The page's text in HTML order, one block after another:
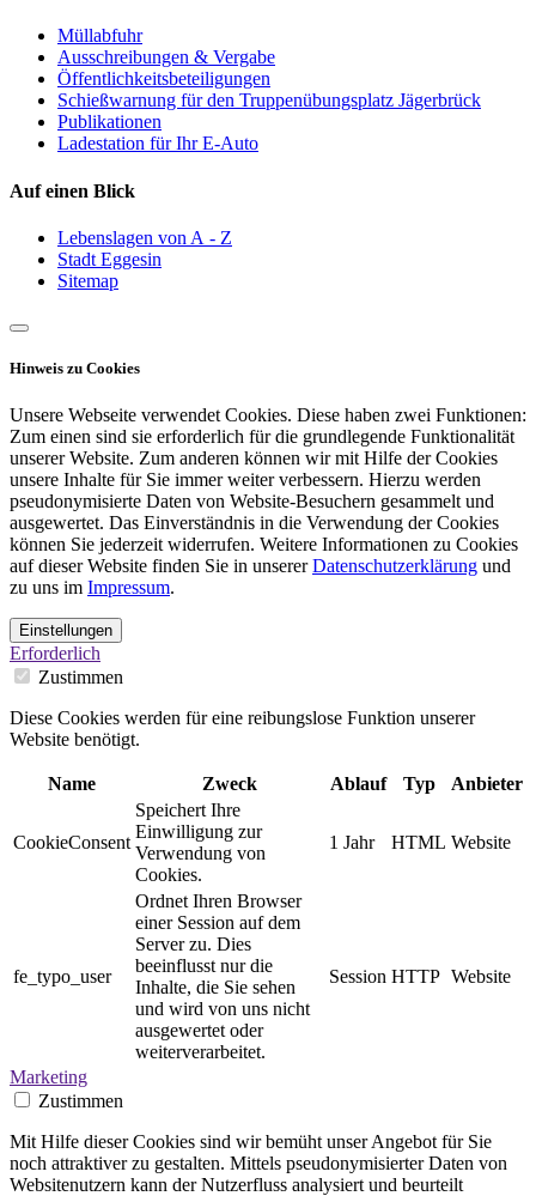
Müllabfuhr
Ausschreibungen & Vergabe
Öffentlichkeitsbeteiligungen
Schießwarnung für den Truppenübungsplatz Jägerbrück
Publikationen
Ladestation für Ihr E-Auto
Auf einen Blick
Lebenslagen von A - Z
Stadt Eggesin
Sitemap
Hinweis zu Cookies
Unsere Webseite verwendet Cookies. Diese haben zwei Funktionen:
Zum einen sind sie erforderlich für die grundlegende Funktionalität
unserer Website. Zum anderen können wir mit Hilfe der Cookies
unsere Inhalte für Sie immer weiter verbessern. Hierzu werden
pseudonymisierte Daten von Website-Besuchern gesammelt und
ausgewertet. Das Einverständnis in die Verwendung der Cookies
können Sie jederzeit widerrufen. Weitere Informationen zu Cookies
auf dieser Website finden Sie in unsererDatenschutzerklärung und
zu uns im Impressum.
Einstellungen
Erforderlich
Zustimmen
Diese Cookies werden für eine reibungslose Funktion unserer
Website benötigt.
Name Zweck Ablauf Typ Anbieter
CookieConsent
Speichert Ihre
Einwilligung zur
Verwendung von
Cookies.
1 Jahr HTML Website
fe_typo_user
Ordnet Ihren Browser
einer Session auf dem
Server zu. Dies
beeinflusst nur die
Inhalte, die Sie sehen
und wird von uns nicht
ausgewertet oder
weiterverarbeitet.
Session HTTP Website
Marketing
Zustimmen
Mit Hilfe dieser Cookies sind wir bemüht unser Angebot für Sie
noch attraktiver zu gestalten. Mittels pseudonymisierter Daten von
Websitenutzern kann der Nutzerfluss analysiert und beurteilt